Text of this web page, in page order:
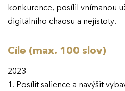
konkurence, posílil vnímanou
digitálního chaosu a nejistoty.
Cíle (max. 100 slov)
2023
1. Posílit salience a navýšit